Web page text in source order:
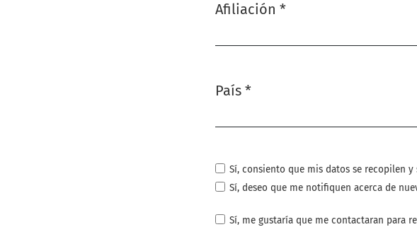
Afiliación *
País *
Sí, consiento que mis datos se recopilen
Sí, deseo que me notifiquen acerca de
Sí, me gustaría que me contactaran para